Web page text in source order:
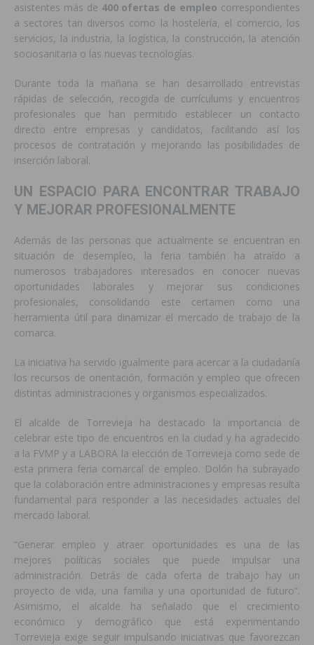
asistentes más de 400 ofertas de empleo correspondientes
a sectores tan diversos como la hostelería, el comercio, los
servicios, la industria, la logística, la construcción, la atención
sociosanitaria o las nuevas tecnologías.
Durante toda la mañana se han desarrollado entrevistas
rápidas de selección, recogida de currículums y encuentros
profesionales que han permitido establecer un contacto
directo entre empresas y candidatos, facilitando así los
procesos de contratación y mejorando las posibilidades de
inserción laboral.
UN ESPACIO PARA ENCONTRAR TRABAJO
Y MEJORAR PROFESIONALMENTE
Además de las personas que actualmente se encuentran en
situación de desempleo, la feria también ha atraído a
numerosos trabajadores interesados en conocer nuevas
oportunidades laborales y mejorar sus condiciones
profesionales, consolidando este certamen como una
herramienta útil para dinamizar el mercado de trabajo de la
comarca.
La iniciativa ha servido igualmente para acercar a la ciudadanía
los recursos de orientación, formación y empleo que ofrecen
distintas administraciones y organismos especializados.
El alcalde de Torrevieja ha destacado la importancia de
celebrar este tipo de encuentros en la ciudad y ha agradecido
a la FVMP y a LABORA la elección de Torrevieja como sede de
esta primera feria comarcal de empleo. Dolón ha subrayado
que la colaboración entre administraciones y empresas resulta
fundamental para responder a las necesidades actuales del
mercado laboral.
“Generar empleo y atraer oportunidades es una de las
mejores políticas sociales que puede impulsar una
administración. Detrás de cada oferta de trabajo hay un
proyecto de vida, una familia y una oportunidad de futuro”.
Asimismo, el alcalde ha señalado que el crecimiento
económico y demográfico que está experimentando
Torrevieja exige seguir impulsando iniciativas que favorezcan